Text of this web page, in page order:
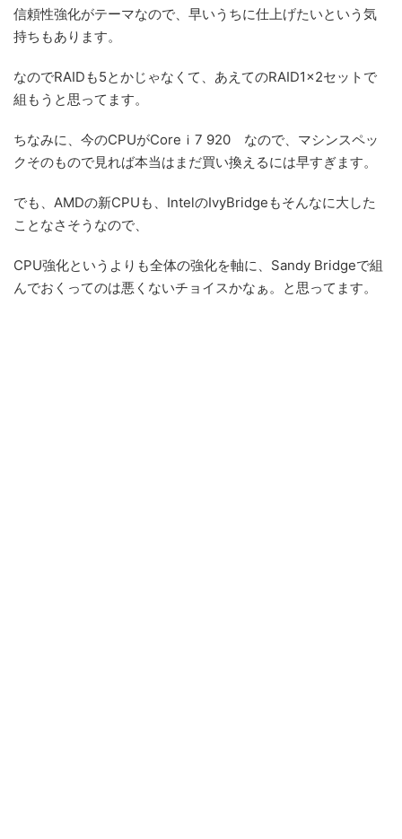
信頼性強化がテーマなので、早いうちに仕上げたいという気
持ちもあります。
なのでRAIDも5とかじゃなくて、あえてのRAID1×2セットで
組もうと思ってます。
ちなみに、今のCPUがCoreｉ7 920 なので、マシンスペッ
クそのもので見れば本当はまだ買い換えるには早すぎます。
でも、AMDの新CPUも、IntelのIvyBridgeもそんなに大した
ことなさそうなので、
CPU強化というよりも全体の強化を軸に、Sandy Bridgeで組
んでおくってのは悪くないチョイスかなぁ。と思ってます。